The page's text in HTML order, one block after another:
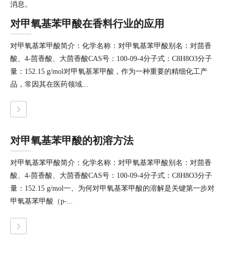
消息。
对甲氧基苯甲酸在香料行业的应用
对甲氧基苯甲酸简介：化学名称：对甲氧基苯甲酸别名：对茴香
酸、4-茴香酸、大茴香酸CAS号：100-09-4分子式：C8H8O3分子
量：152.15 g/mol对甲氧基苯甲酸，作为一种重要的精细化工产
品，常因其在医药领域...
对甲氧基苯甲酸的初溶方法
对甲氧基苯甲酸简介：化学名称：对甲氧基苯甲酸别名：对茴香
酸、4-茴香酸、大茴香酸CAS号：100-09-4分子式：C8H8O3分子
量：152.15 g/mol一、为何对甲氧基苯甲酸的溶解是关键第一步对
甲氧基苯甲酸（p-...